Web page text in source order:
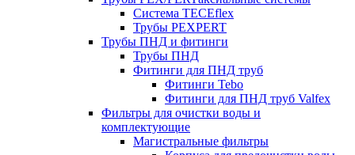
Система TECEflex
Трубы PEXPERT
Трубы ПНД и фитинги
Трубы ПНД
Фитинги для ПНД труб
Фитинги Tebo
Фитинги для ПНД труб Valfex
Фильтры для очистки воды и
комплектующие
Магистральные фильтры